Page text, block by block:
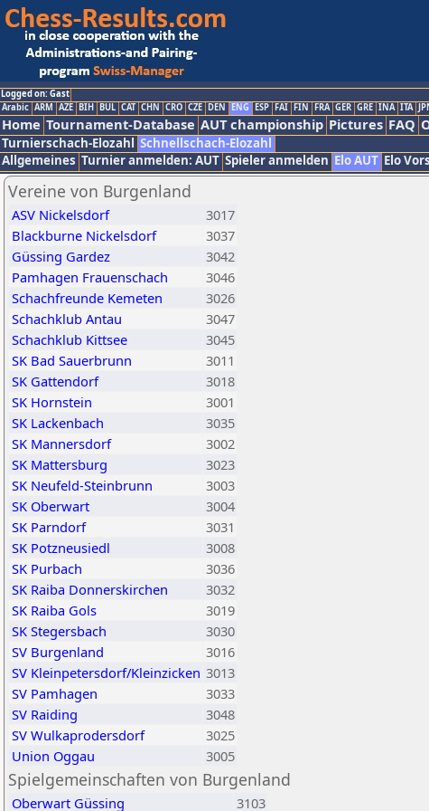
Logged on: Gast
Arabic ARM AZE BIH BUL CAT CHN CRO CZE DEN ENG ESP FAI FIN FRA GER GRE INA ITA
Home Tournament-Database AUT championship Pictures FAQ
Turnierschach-Elozahl Schnellschach-Elozahl
Allgemeines Turnier anmelden: AUT Spieler anmelden Elo AUT Elo
Vereine von Burgenland
ASV Nickelsdorf
3017
Blackburne Nickelsdorf
3037
Güssing Gardez
3042
Pamhagen Frauenschach
3046
Schachfreunde Kemeten
3026
Schachklub Antau
3047
Schachklub Kittsee
3045
SK Bad Sauerbrunn
3011
SK Gattendorf
3018
SK Hornstein
3001
SK Lackenbach
3035
SK Mannersdorf
3002
SK Mattersburg
3023
SK Neufeld-Steinbrunn
3003
SK Oberwart
3004
SK Parndorf
3031
SK Potzneusiedl
3008
SK Purbach
3036
SK Raiba Donnerskirchen
3032
SK Raiba Gols
3019
SK Stegersbach
3030
SV Burgenland
3016
SV Kleinpetersdorf/Kleinzicken 3013
SV Pamhagen
3033
SV Raiding
3048
SV Wulkaprodersdorf
3025
Union Oggau
3005
Spielgemeinschaften von Burgenland
Oberwart Güssing 3103